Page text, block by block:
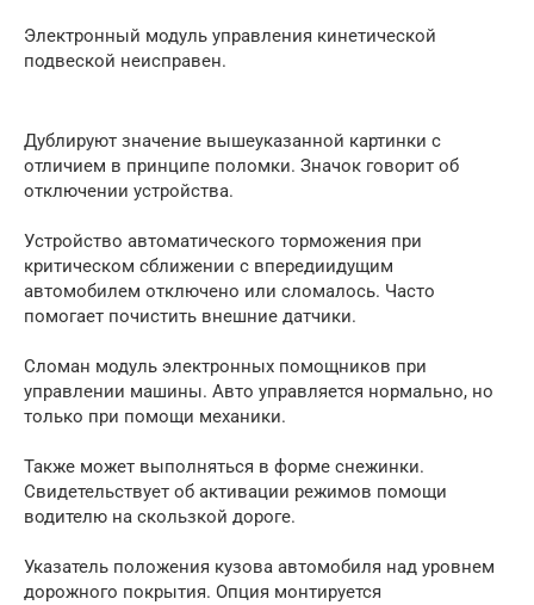
Электронный модуль управления кинетической
подвеской неисправен.
Дублируют значение вышеуказанной картинки с
отличием в принципе поломки. Значок говорит об
отключении устройства.
Устройство автоматического торможения при
критическом сближении с впередиидущим
автомобилем отключено или сломалось. Часто
помогает почистить внешние датчики.
Сломан модуль электронных помощников при
управлении машины. Авто управляется нормально, но
только при помощи механики.
Также может выполняться в форме снежинки.
Свидетельствует об активации режимов помощи
водителю на скользкой дороге.
Указатель положения кузова автомобиля над уровнем
дорожного покрытия. Опция монтируется